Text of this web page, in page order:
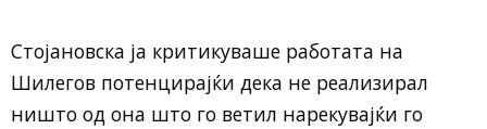
Стојановска ја критикуваше работата на
Шилегов потенцирајќи дека не реализирал
ништо од она што го ветил нарекувајќи го